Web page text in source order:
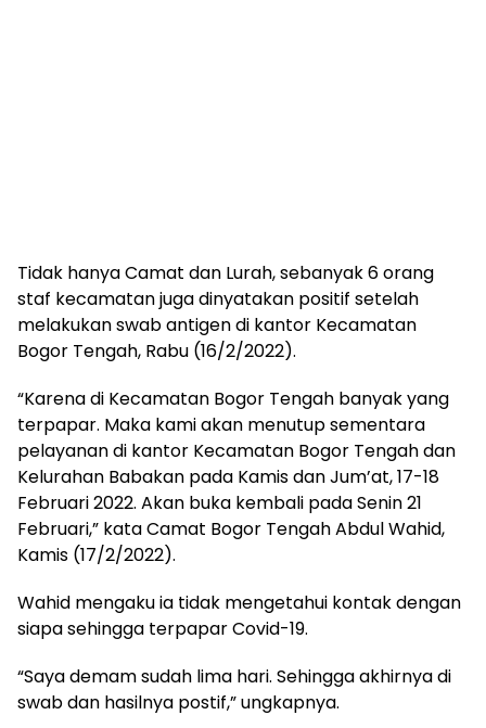
Tidak hanya Camat dan Lurah, sebanyak 6 orang
staf kecamatan juga dinyatakan positif setelah
melakukan swab antigen di kantor Kecamatan
Bogor Tengah, Rabu (16/2/2022).
“Karena di Kecamatan Bogor Tengah banyak yang
terpapar. Maka kami akan menutup sementara
pelayanan di kantor Kecamatan Bogor Tengah dan
Kelurahan Babakan pada Kamis dan Jum’at, 17-18
Februari 2022. Akan buka kembali pada Senin 21
Februari,” kata Camat Bogor Tengah Abdul Wahid,
Kamis (17/2/2022).
Wahid mengaku ia tidak mengetahui kontak dengan
siapa sehingga terpapar Covid-19.
“Saya demam sudah lima hari. Sehingga akhirnya di
swab dan hasilnya postif,” ungkapnya.